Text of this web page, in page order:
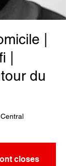
|
du
closes